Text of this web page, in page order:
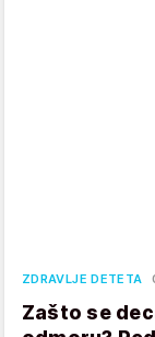
ZDRAVLJE DETETA
Zašto se